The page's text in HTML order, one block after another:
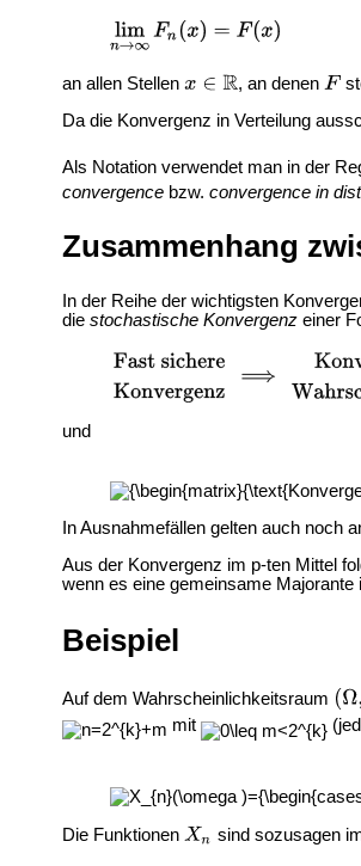
an allen Stellen , an denen
Da die Konvergenz in Verteilung
Als Notation verwendet man in der
convergencebzw. convergence in
Zusammenhang
In der Reihe der wichtigsten
die stochastische Konvergenzeiner
und
In Ausnahmefällen gelten auch noch
Aus der Konvergenz im p-ten Mittel
wenn es eine gemeinsame Majorante
Beispiel
Auf dem Wahrscheinlichkeitsraum
mit
Die Funktionen sind sozusagen